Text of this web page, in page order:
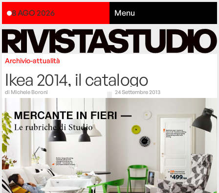
8 AGO 2026 Menu
Archivio-attualità
Ikea 2014, il catalogo
di Michele Boroni 24 Settembre 2013